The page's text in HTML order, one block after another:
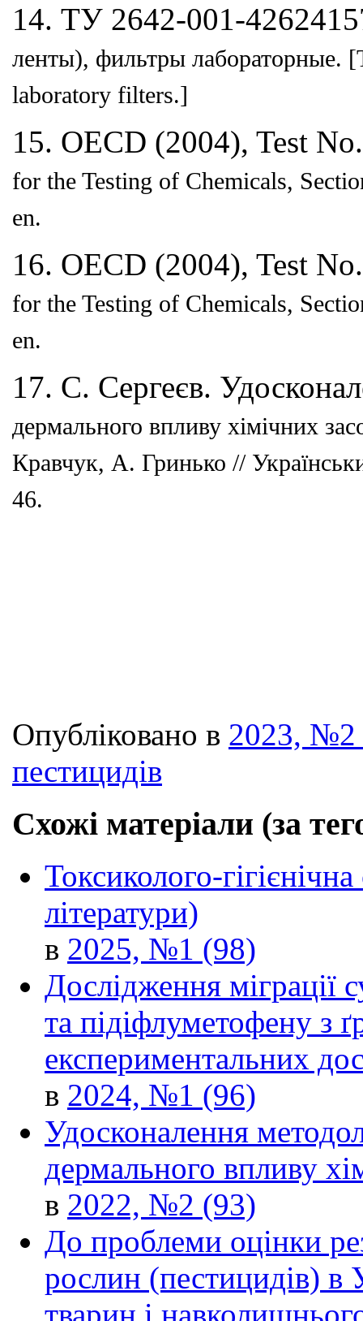
14. ТУ 2642-001-
ленты), фильтры лабораторные.
laboratory filters.]
15. OECD (2004), Test
for the Testing of Chemicals,
en.
16. OECD (2004), Test
for the Testing of Chemicals,
en.
17. С. Сергеєв.
дермального впливу хімічних
Кравчук, А. Гринько //
46.
Опубліковано в 2023, №2
пестицидів
Схожі матеріали (за
Токсиколого-
літератури)
в 2025, №1 (98)
Дослідження міграції
та підіфлуметофену з
експериментальних
в 2024, №1 (96)
Удосконалення
дермального впливу
в 2022, №2 (93)
До проблеми оцінки
рослин (пестицидів) в